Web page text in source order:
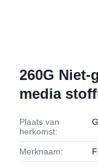
260G
media
Plaats van
herkomst:
Merknaam: